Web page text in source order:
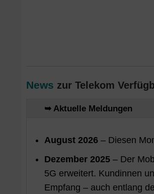
News zur Telekom
➥ Aktuelle Meldungen
August 2026 – Diesen
Dezember 2025 – Der
5G erweitert. Kundinnen
Empfang – auch entlang